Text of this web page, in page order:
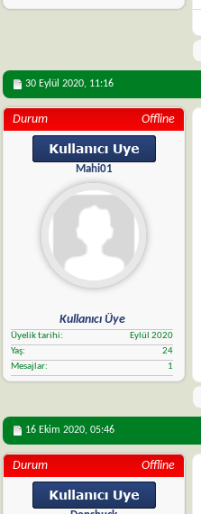
30 Eylül 2020, 11:16
Durum Offline
Mahi01
Kullanıcı Üye
Üyelik tarihi
Eylül 2020
Yaş
24
Mesajlar
1
16 Ekim 2020, 05:46
Durum Offline